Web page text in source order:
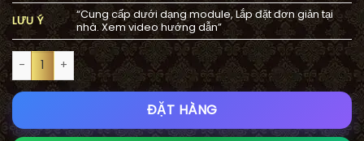
LƯU Ý
“Cung cấp dưới dạng module, Lắp đặt đơn giản tại
nhà. Xem video hướng dẫn”
Đài phun nước 3 tầng cổ điển sân vườn KA2 White số lượng
ĐẶT HÀNG